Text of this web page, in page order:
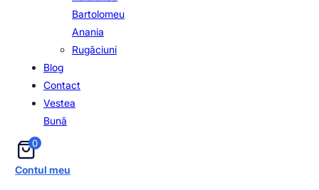
Bartolomeu
Anania
Rugăciuni
Blog
Contact
Vestea
Bună
0
Contul meu